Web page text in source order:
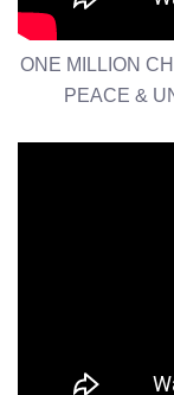
ONE MILLION
PEACE &